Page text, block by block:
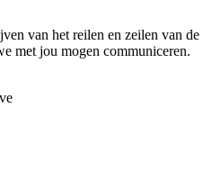
van het reilen en zeilen van de
met jou mogen communiceren.